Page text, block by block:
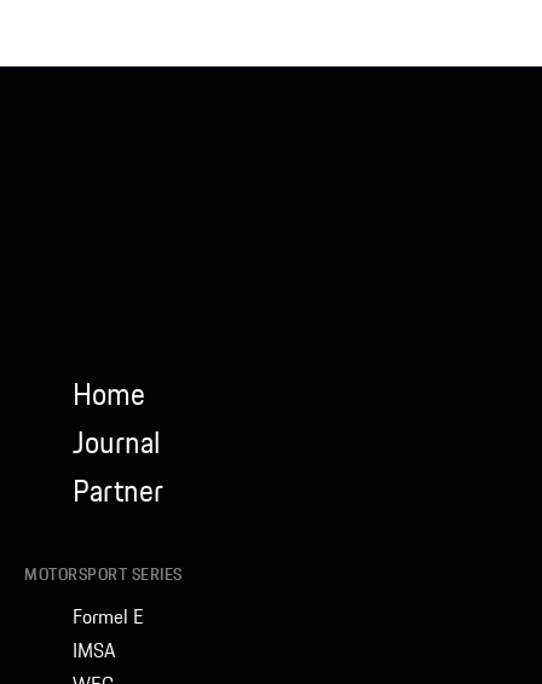
Home
Journal
Partner
MOTORSPORT SERIES
Formel E
IMSA